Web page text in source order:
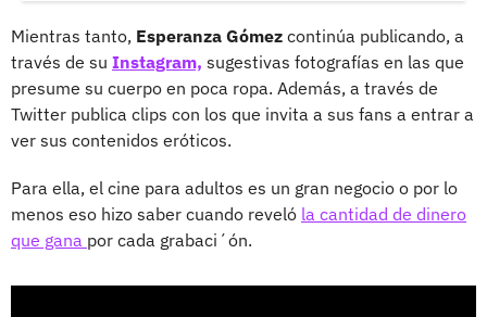
Mientras tanto, Esperanza Gómez continúa publicando, a
través de su Instagram, sugestivas fotografías en las que
presume su cuerpo en poca ropa. Además, a través de
Twitter publica clips con los que invita a sus fans a entrar a
ver sus contenidos eróticos.
Para ella, el cine para adultos es un gran negocio o por lo
menos eso hizo saber cuando reveló la cantidad de dinero
que gana por cada grabaci´ón.